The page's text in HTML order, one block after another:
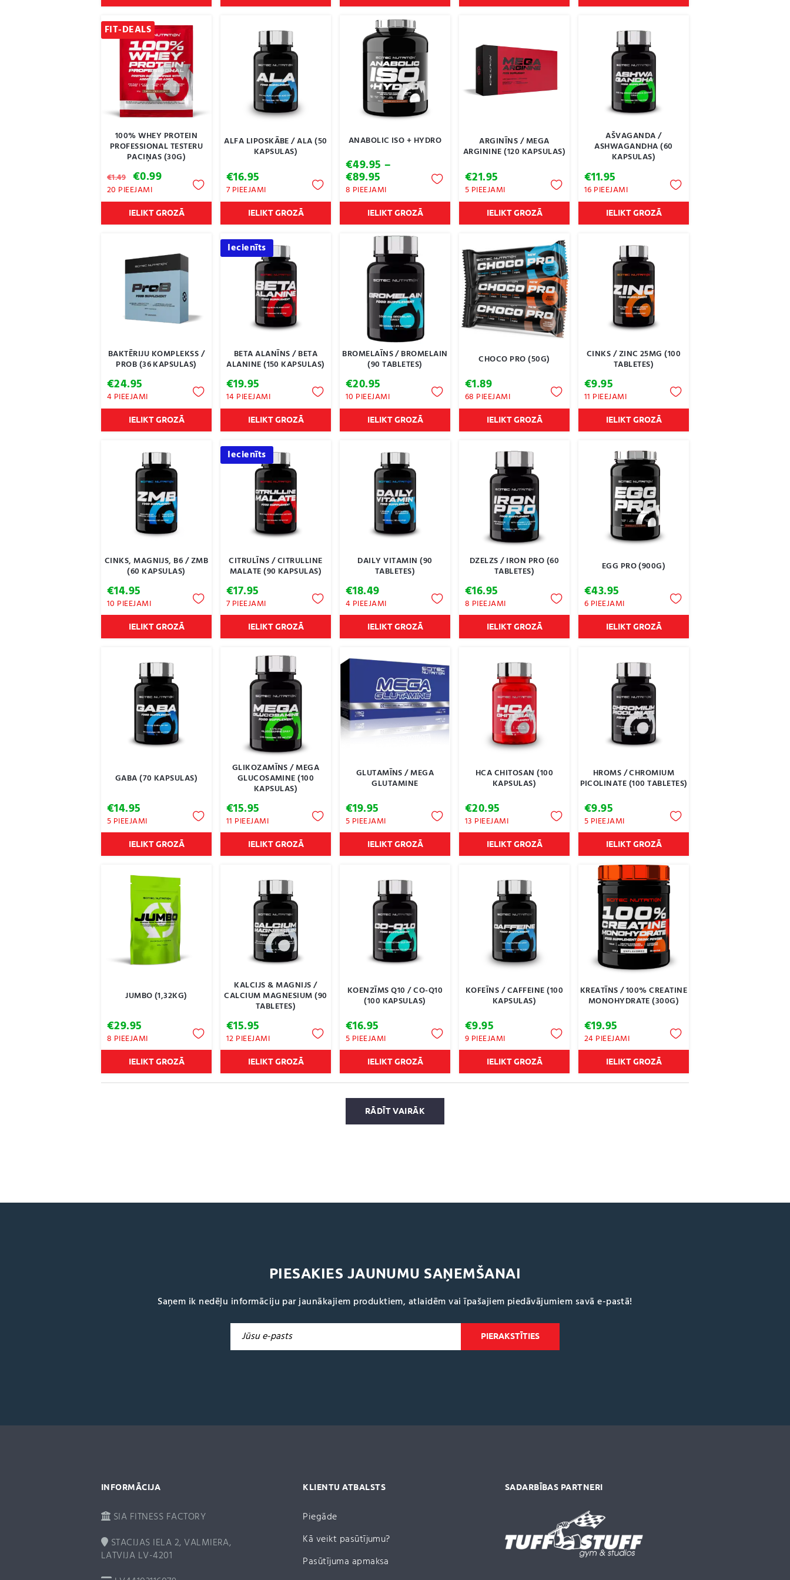
€69.95 €27.99 €89.95 €76.95
FIT-DEALS
100% WHEY PROTEIN
PROFESSIONAL TESTERU
PACIŅAS (30G)
€1.49 Original
price
was:
€1.49.
€0.99Current
is:
€0.99.
20 PIEEJAMI
IELIKT GROZĀ
ALFA LIPOSKĀBE / ALA (50
KAPSULAS)
€16.95
7 PIEEJAMI
IELIKT GROZĀ
ANABOLIC ISO + HYDRO
€49.95 –
€89.95
range:
€49.95
through
€89.95
8 PIEEJAMI
IELIKT GROZĀ
ARGINĪNS / MEGA
ARGININE (120 KAPSULAS)
€21.95
5 PIEEJAMI
IELIKT GROZĀ
AŠVAGANDA /
ASHWAGANDHA (60
KAPSULAS)
€11.95
16 PIEEJAMI
IELIKT GROZĀ
BAKTĒRIJU KOMPLEKSS /
PROB (36 KAPSULAS)
€24.95
4 PIEEJAMI
IELIKT GROZĀ
Iecienīts
BETA ALANĪNS / BETA
ALANINE (150 KAPSULAS)
€19.95
14 PIEEJAMI
IELIKT GROZĀ
BROMELAĪNS / BROMELAIN
(90 TABLETES)
€20.95
10 PIEEJAMI
IELIKT GROZĀ
CHOCO PRO (50G)
€1.89
68 PIEEJAMI
IELIKT GROZĀ
CINKS / ZINC 25MG (100
TABLETES)
€9.95
11 PIEEJAMI
IELIKT GROZĀ
CINKS, MAGNIJS, B6 / ZMB
(60 KAPSULAS)
€14.95
10 PIEEJAMI
IELIKT GROZĀ
Iecienīts
CITRULĪNS / CITRULLINE
MALATE (90 KAPSULAS)
€17.95
7 PIEEJAMI
IELIKT GROZĀ
DAILY VITAMIN (90
TABLETES)
€18.49
4 PIEEJAMI
IELIKT GROZĀ
DZELZS / IRON PRO (60
TABLETES)
€16.95
8 PIEEJAMI
IELIKT GROZĀ
EGG PRO (900G)
€43.95
6 PIEEJAMI
IELIKT GROZĀ
GABA (70 KAPSULAS)
€14.95
5 PIEEJAMI
IELIKT GROZĀ
GLIKOZAMĪNS / MEGA
GLUCOSAMINE (100
KAPSULAS)
€15.95
11 PIEEJAMI
IELIKT GROZĀ
GLUTAMĪNS / MEGA
GLUTAMINE
€19.95
5 PIEEJAMI
IELIKT GROZĀ
HCA CHITOSAN (100
KAPSULAS)
€20.95
13 PIEEJAMI
IELIKT GROZĀ
HROMS / CHROMIUM
PICOLINATE (100 TABLETES)
€9.95
5 PIEEJAMI
IELIKT GROZĀ
JUMBO (1,32KG)
€29.95
8 PIEEJAMI
IELIKT GROZĀ
KALCIJS & MAGNIJS /
CALCIUM MAGNESIUM (90
TABLETES)
€15.95
12 PIEEJAMI
IELIKT GROZĀ
KOENZĪMS Q10 / CO-Q10
(100 KAPSULAS)
€16.95
5 PIEEJAMI
IELIKT GROZĀ
KOFEĪNS / CAFFEINE (100
KAPSULAS)
€9.95
9 PIEEJAMI
IELIKT GROZĀ
KREATĪNS / 100% CREATINE
MONOHYDRATE (300G)
€19.95
24 PIEEJAMI
IELIKT GROZĀ
RĀDĪT VAIRĀK
PIESAKIES JAUNUMU SAŅEMŠANAI
Saņem ik nedēļu informāciju par jaunākajiem produktiem, atlaidēm vai īpašajiem piedāvājumiem savā e-pastā!
t
INFORMĀCIJA
SIA FITNESS FACTORY
STACIJAS IELA 2, VALMIERA,
LATVIJA LV-4201
KLIENTU ATBALSTS
Piegāde
Kā veikt pasūtījumu?
Pasūtījuma apmaksa
SADARBĪBAS PARTNERI